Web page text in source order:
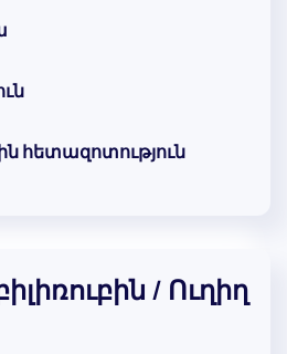
հետազոտություն
/ Ուղիղ